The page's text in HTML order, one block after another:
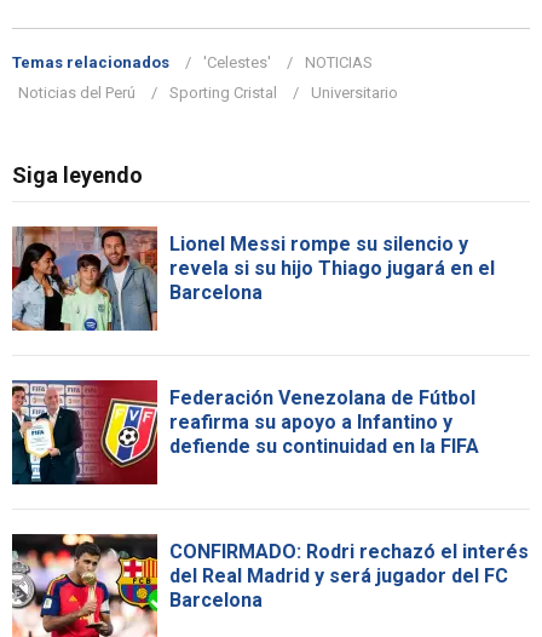
Temas relacionados 'Celestes'
NOTICIAS
Noticias del Perú
Sporting Cristal Universitario
Siga leyendo
Lionel Messi rompe su silencio y
revela si su hijo Thiago jugará en el
Barcelona
Federación Venezolana de Fútbol
reafirma su apoyo a Infantino y
defiende su continuidad en la FIFA
CONFIRMADO: Rodri rechazó el interés
del Real Madrid y será jugador del FC
Barcelona